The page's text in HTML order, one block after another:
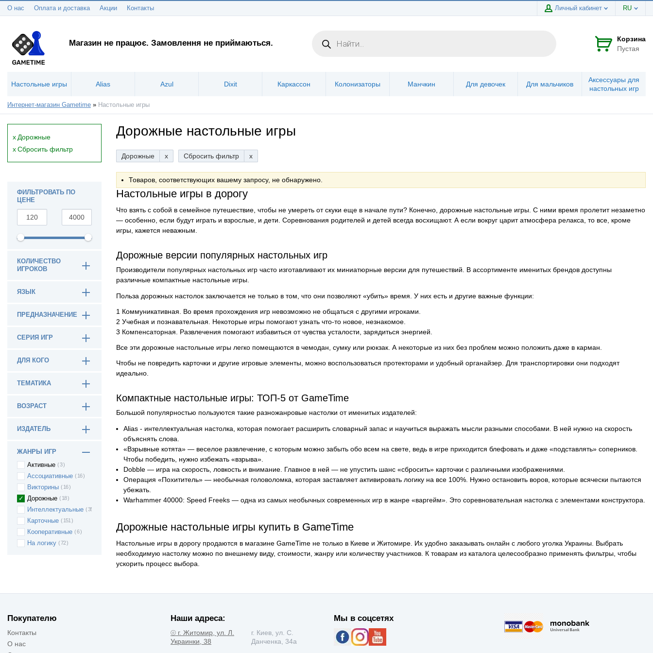
О нас Оплата и доставка Акции Контакты Личный кабинет RU
Магазин не працює. Замовлення не приймаються.
Корзина
Пустая
Настольные игры Alias Azul Dixit Каркассон Колонизаторы Манчкин Для девочек Для мальчиков
Аксессуары для
настольных игр
Интернет-магазин Gametime » Настольные игры
Дорожные
x
Сбросить фильтр
x
ФИЛЬТРОВАТЬ ПО
ЦЕНЕ
КОЛИЧЕСТВО
ИГРОКОВ
ЯЗЫК
ПРЕДНАЗНАЧЕНИЕ
СЕРИЯ ИГР
ДЛЯ КОГО
ТЕМАТИКА
ВОЗРАСТ
ИЗДАТЕЛЬ
ЖАНРЫ ИГР
Абстрактная
Активные 3
Ассоциативные 16
Викторины 16
Дорожные 18
Интеллектуальные 35
Карточные 151
Кооперативные 6
На логику 72
Ходилки 11
Дорожные настольные игры
Дорожные x Сбросить фильтр x
Товаров, соответствующих вашему запросу, не обнаружено.
Настольные игры в дорогу
Что взять с собой в семейное путешествие, чтобы не умереть от скуки еще в начале пути? Конечно, дорожные настольные игры. С ними время пролетит незаметно
— особенно, если будут играть и взрослые, и дети. Соревнования родителей и детей всегда восхищают. А если вокруг царит атмосфера релакса, то все, кроме
игры, кажется неважным.
Дорожные версии популярных настольных игр
Производители популярных настольных игр часто изготавливают их миниатюрные версии для путешествий. В ассортименте именитых брендов доступны
различные компактные настольные игры.
Польза дорожных настолок заключается не только в том, что они позволяют «убить» время. У них есть и другие важные функции:
Коммуникативная. Во время прохождения игр невозможно не общаться с другими игроками.
Учебная и познавательная. Некоторые игры помогают узнать что-то новое, незнакомое.
Компенсаторная. Развлечения помогают избавиться от чувства усталости, зарядиться энергией.
Все эти дорожные настольные игры легко помещаются в чемодан, сумку или рюкзак. А некоторые из них без проблем можно положить даже в карман.
Чтобы не повредить карточки и другие игровые элементы, можно воспользоваться протекторами и удобный органайзер. Для транспортировки они подходят
идеально.
Компактные настольные игры: ТОП-5 от GameTime
Большой популярностью пользуются такие разножанровые настолки от именитых издателей:
Alias ​​- интеллектуальная настолка, которая помогает расширить словарный запас и научиться выражать мысли разными способами. В ней нужно на скорость
объяснять слова.
«Взрывные котята» — веселое развлечение, с которым можно забыть обо всем на свете, ведь в игре приходится блефовать и даже «подставлять» соперников.
Чтобы победить, нужно избежать «взрыва».
Dobble — игра на скорость, ловкость и внимание. Главное в ней — не упустить шанс «сбросить» карточки с различными изображениями.
Операция «Похититель» — необычная головоломка, которая заставляет активировать логику на все 100%. Нужно остановить воров, которые всячески пытаются
убежать.
Warhammer 40000: Speed ​​Freeks — одна из самых необычных современных игр в жанре «варгейм». Это соревновательная настолка с элементами конструктора.
Дорожные настольные игры купить в GameTime
Настольные игры в дорогу продаются в магазине GameTime не только в Киеве и Житомире. Их удобно заказывать онлайн с любого уголка Украины. Выбрать
необходимую настолку можно по внешнему виду, стоимости, жанру или количеству участников. К товарам из каталога целесообразно применять фильтры, чтобы
ускорить процесс выбора.
Покупателю
Контакты
О нас
Наши адреса:
⦾ г. Житомир, ул. Л.
Украинки, 38
г. Киев, ул. С.
Данченка, 34а
Мы в соцсетях